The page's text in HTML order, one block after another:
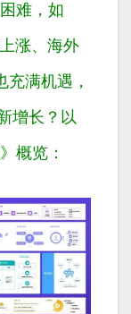
难，如
涨、海外
满机遇，
增长？以
概览：